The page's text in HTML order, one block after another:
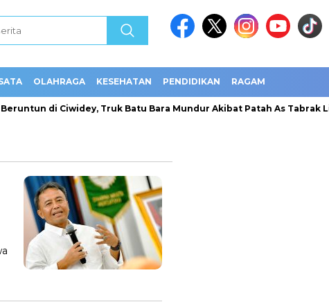
OLAHRAGA KESEHATAN PENDIDIKAN RAGAM
di Ciwidey, Truk Batu Bara Mundur Akibat Patah As Tabrak